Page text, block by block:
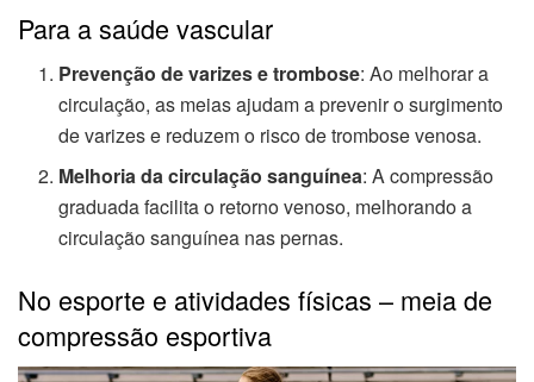
Para a saúde vascular
Prevenção de varizes e trombose: Ao melhorar a
circulação, as meias ajudam a prevenir o surgimento
de varizes e reduzem o risco de trombose venosa.
Melhoria da circulação sanguínea: A compressão
graduada facilita o retorno venoso, melhorando a
circulação sanguínea nas pernas.
No esporte e atividades físicas – meia de
compressão esportiva